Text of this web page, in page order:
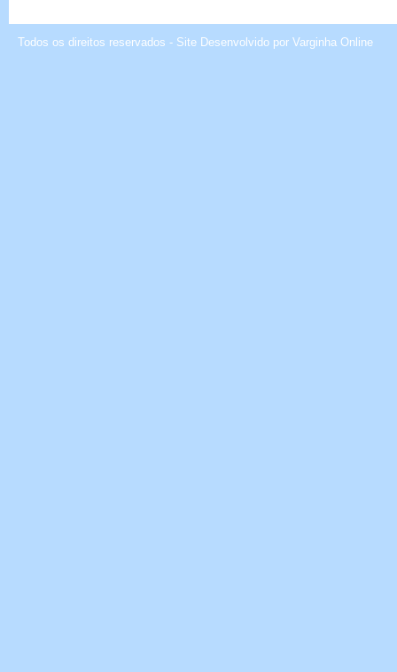
Todos os direitos reservados - Site Desenvolvido por Varginha Online